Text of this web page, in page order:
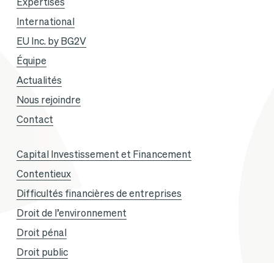
International
EU Inc. by BG2V
Équipe
Actualités
Nous rejoindre
Contact
Capital Investissement et Financement
Contentieux
Difficultés financières de entreprises
Droit de l’environnement
Droit pénal
Droit public